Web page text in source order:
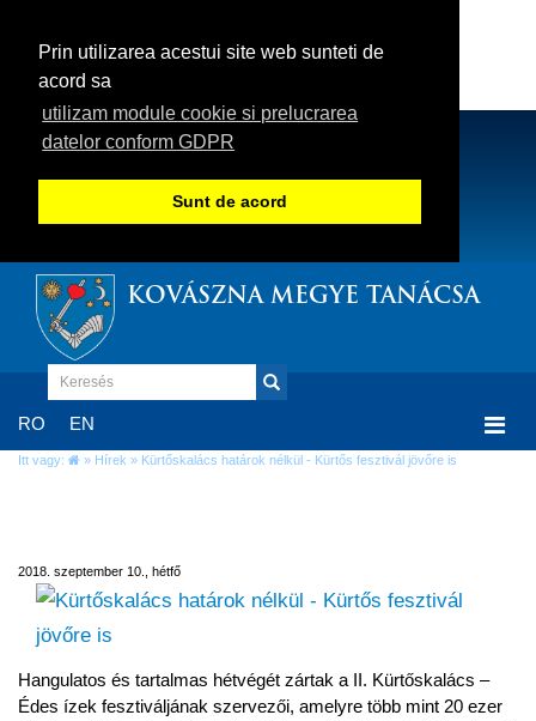
Prin utilizarea acestui site web sunteti de
acord sa
utilizam module cookie si prelucrarea
datelor conform GDPR
Sunt de acord
KOVÁSZNA MEGYE TANÁCSA
RO EN
Itt vagy: » Hírek » Kürtőskalács határok nélkül - Kürtős fesztivál jövőre is
2018. szeptember 10., hétfő
Hangulatos és tartalmas hétvégét zártak a II. Kürtőskalács –
Édes ízek fesztiváljának szervezői, amelyre több mint 20 ezer